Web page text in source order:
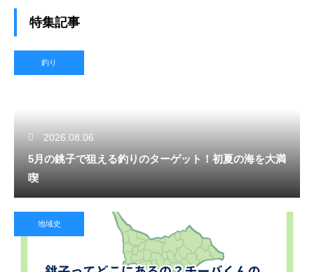
特集記事
釣り
2026.08.06
5月の銚子で狙える釣りのターゲット！初夏の海を大満
喫
地域史